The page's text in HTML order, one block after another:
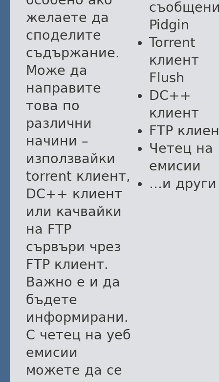
желаете да
споделите
съдържание.
Може да
направите
това по
различни
начини –
използвайки
torrent клиент,
DC++ клиент
или качвайки
на FTP
сървъри чрез
FTP клиент.
Важно е и да
бъдете
информирани.
С четец на уеб
емисии
можете да се
Pidgin
Torrent
клиент
Flush
DC++
клиент
FTP
Четец на
емисии
…и други